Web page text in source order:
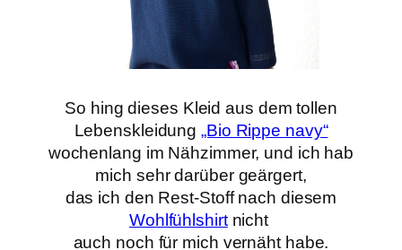
So hing dieses Kleid aus dem tollen
Lebenskleidung„Bio Rippe navy“
wochenlang im Nähzimmer, und ich hab
mich sehr darüber geärgert,
das ich den Rest-Stoff nach diesem
Wohlfühlshirtnicht
auch noch für mich vernäht habe.